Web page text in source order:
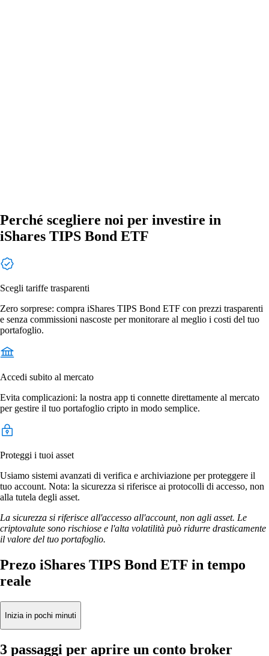
Perché scegliere noi per investire in
iShares TIPS Bond ETF
Scegli tariffe trasparenti
Zero sorprese: compra iShares TIPS Bond ETF con prezzi trasparenti
e senza commissioni nascoste per monitorare al meglio i costi del tuo
portafoglio.
Accedi subito al mercato
Evita complicazioni: la nostra app ti connette direttamente al mercato
per gestire il tuo portafoglio cripto in modo semplice.
Proteggi i tuoi asset
Usiamo sistemi avanzati di verifica e archiviazione per proteggere il
tuo account. Nota: la sicurezza si riferisce ai protocolli di accesso, non
alla tutela degli asset.
La sicurezza si riferisce all'accesso all'account, non agli asset. Le
criptovalute sono rischiose e l'alta volatilità può ridurre drasticamente
il valore del tuo portafoglio.
Prezo iShares TIPS Bond ETF in tempo
reale
Inizia in pochi minuti
3 passaggi per aprire un conto broker